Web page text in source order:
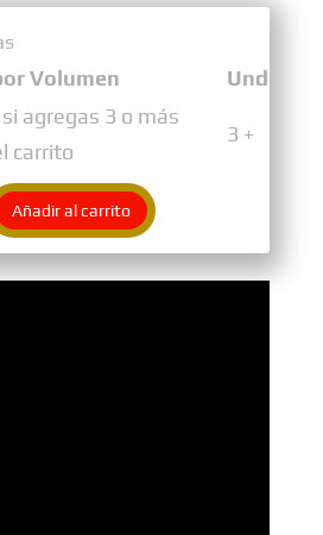
Volumen
Und
agregas 3 o más
carrito
3 +
Añadir al carrito